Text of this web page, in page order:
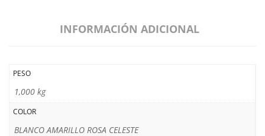
INFORMACIÓN ADICIONAL
PESO
1,000 kg
COLOR
BLANCO AMARILLO ROSA CELESTE